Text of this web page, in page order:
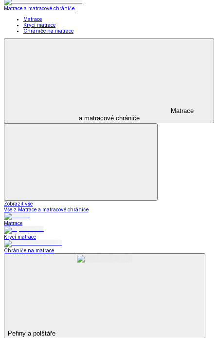
Matrace a matracové chrániče
Matrace
Krycí matrace
Chrániče na matrace
Matrace
a matracové chrániče
Zobrazit vše
Vše z Matrace a matracové chrániče
Matrace
Krycí matrace
Chrániče na matrace
Peřiny a polštáře